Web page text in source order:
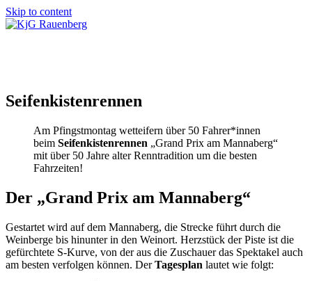
Skip to content
Seifenkistenrennen
Am Pfingstmontag wetteifern über 50 Fahrer*innen
beim Seifenkistenrennen „Grand Prix am Mannaberg“
mit über 50 Jahre alter Renntradition um die besten
Fahrzeiten!
Der „Grand Prix am Mannaberg“
Gestartet wird auf dem Mannaberg, die Strecke führt durch die
Weinberge bis hinunter in den Weinort. Herzstück der Piste ist die
gefürchtete S-Kurve, von der aus die Zuschauer das Spektakel auch
am besten verfolgen können. DerTagesplan lautet wie folgt: